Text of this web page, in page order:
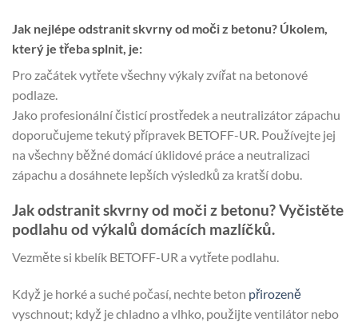
Jak nejlépe odstranit skvrny od moči z betonu? Úkolem,
který je třeba splnit, je:
Pro začátek vytřete všechny výkaly zvířat na betonové
podlaze.
Jako profesionální čisticí prostředek a neutralizátor zápachu
doporučujeme tekutý přípravek BETOFF-UR. Používejte jej
na všechny běžné domácí úklidové práce a neutralizaci
zápachu a dosáhnete lepších výsledků za kratší dobu.
Jak odstranit skvrny od moči z betonu? Vyčistěte
podlahu od výkalů domácích mazlíčků.
Vezměte si kbelík BETOFF-UR a vytřete podlahu.
Když je horké a suché počasí, nechte beton přirozeně
vyschnout; když je chladno a vlhko, použijte ventilátor nebo